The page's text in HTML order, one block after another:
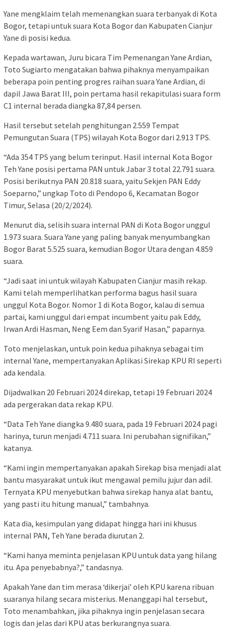
Yane mengklaim telah memenangkan suara terbanyak di Kota
Bogor, tetapi untuk suara Kota Bogor dan Kabupaten Cianjur
Yane di posisi kedua.
Kepada wartawan, Juru bicara Tim Pemenangan Yane Ardian,
Toto Sugiarto mengatakan bahwa pihaknya menyampaikan
beberapa poin penting progres raihan suara Yane Ardian, di
dapil Jawa Barat III, poin pertama hasil rekapitulasi suara form
C1 internal berada diangka 87,84 persen.
Hasil tersebut setelah penghitungan 2.559 Tempat
Pemungutan Suara (TPS) wilayah Kota Bogor dari 2.913 TPS.
“Ada 354 TPS yang belum terinput. Hasil internal Kota Bogor
Teh Yane posisi pertama PAN untuk Jabar 3 total 22.791 suara.
Posisi berikutnya PAN 20.818 suara, yaitu Sekjen PAN Eddy
Soeparno,” ungkap Toto di Pendopo 6, Kecamatan Bogor
Timur, Selasa (20/2/2024).
Menurut dia, selisih suara internal PAN di Kota Bogor unggul
1.973 suara. Suara Yane yang paling banyak menyumbangkan
Bogor Barat 5.525 suara, kemudian Bogor Utara dengan 4.859
suara.
“Jadi saat ini untuk wilayah Kabupaten Cianjur masih rekap.
Kami telah memperlihatkan performa bagus hasil suara
unggul Kota Bogor. Nomor 1 di Kota Bogor, kalau di semua
partai, kami unggul dari empat incumbent yaitu pak Eddy,
Irwan Ardi Hasman, Neng Eem dan Syarif Hasan,” paparnya.
Toto menjelaskan, untuk poin kedua pihaknya sebagai tim
internal Yane, mempertanyakan Aplikasi Sirekap KPU RI seperti
ada kendala.
Dijadwalkan 20 Februari 2024 direkap, tetapi 19 Februari 2024
ada pergerakan data rekap KPU.
“Data Teh Yane diangka 9.480 suara, pada 19 Februari 2024 pagi
harinya, turun menjadi 4.711 suara. Ini perubahan signifikan,”
katanya.
“Kami ingin mempertanyakan apakah Sirekap bisa menjadi alat
bantu masyarakat untuk ikut mengawal pemilu jujur dan adil.
Ternyata KPU menyebutkan bahwa sirekap hanya alat bantu,
yang pasti itu hitung manual,” tambahnya.
Kata dia, kesimpulan yang didapat hingga hari ini khusus
internal PAN, Teh Yane berada diurutan 2.
“Kami hanya meminta penjelasan KPU untuk data yang hilang
itu. Apa penyebabnya?,” tandasnya.
Apakah Yane dan tim merasa ‘dikerjai’ oleh KPU karena ribuan
suaranya hilang secara misterius. Menanggapi hal tersebut,
Toto menambahkan, jika pihaknya ingin penjelasan secara
logis dan jelas dari KPU atas berkurangnya suara.